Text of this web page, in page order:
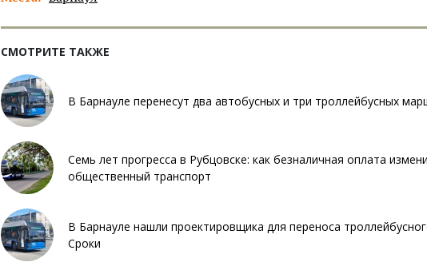
СМОТРИТЕ ТАКЖЕ
В Барнауле перенесут два автобусных и три троллейбусных
Семь лет прогресса в Рубцовске: как безналичная оплата
общественный транспорт
В Барнауле нашли проектировщика для переноса
Сроки